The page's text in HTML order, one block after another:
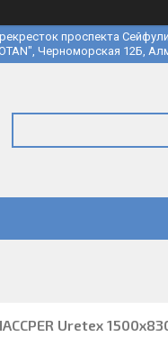
проспекта
Черноморская 12Б,
Uretex